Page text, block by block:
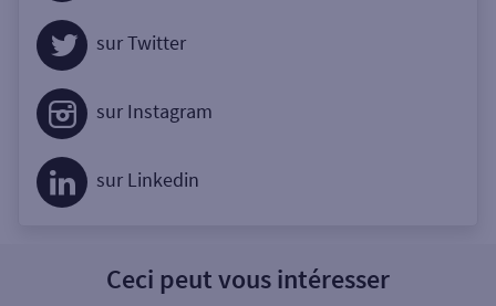
sur Twitter
sur Instagram
sur Linkedin
Ceci peut vous intéresser